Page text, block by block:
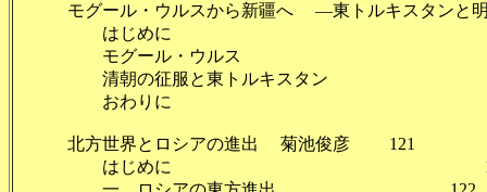
モグール・ウルスから新疆へ ―東トルキスタン
はじめに
モグール・ウル
清朝の征服と東トルキスタ
おわりに
北方世界とロシアの進出 菊池俊彦 121
はじめに